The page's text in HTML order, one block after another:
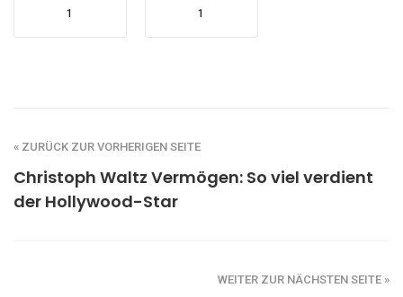
1 1
« ZURÜCK ZUR VORHERIGEN SEITE
Christoph Waltz Vermögen: So viel verdient
der Hollywood-Star
WEITER ZUR NÄCHSTEN SEITE »